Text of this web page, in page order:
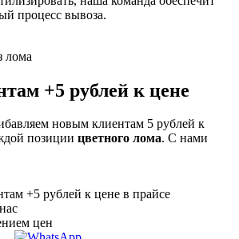
процесс вывоза.
+5 рублей к цене
новым клиентам 5 рублей к
позиции цветного лома. С нами
цен